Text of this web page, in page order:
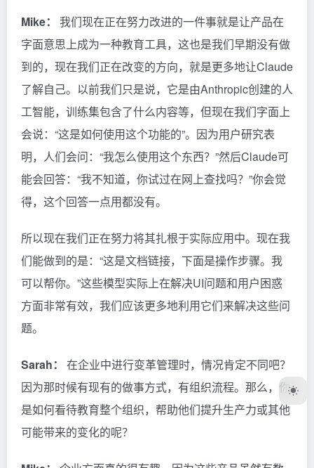
Mike：
我们现在正在努力改进的一件事就是让产品在
字面意思上成为一种教育工具，这也是我们早期没有做
到的，现在我们正在改变的方向，就是更多地让Claude
了解自己。以前我们只是说，它是由Anthropic创建的人
工智能，训练集包含了什么内容等，但现在我们字面上
会说：“这是如何使用这个功能的”。因为用户研究表
明，人们会问：“我怎么使用这个东西？”然后Claude可
能会回答：“我不知道，你试过在网上查找吗？”你会觉
得，这个回答一点用都没有。
所以现在我们正在努力将其扎根于实际应用中。现在我
们能做到的是：“这是文档链接，下面是操作步骤。我
可以帮你。”这些模型实际上在解决UI问题和用户困惑
方面非常有效，我们应该更多地利用它们来解决这些问
题。
Sarah：
在企业中进行变革管理时，情况肯定不同吧？
因为那时候有现有的做事方式，有组织流程。那么，你
是如何看待教育整个组织，帮助他们提升生产力或其他
可能带来的变化的呢？